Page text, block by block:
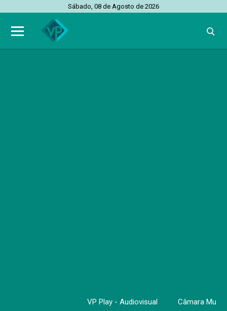
Sábado, 08 de Agosto de 2026
VP Play - Audiovisual Câmara